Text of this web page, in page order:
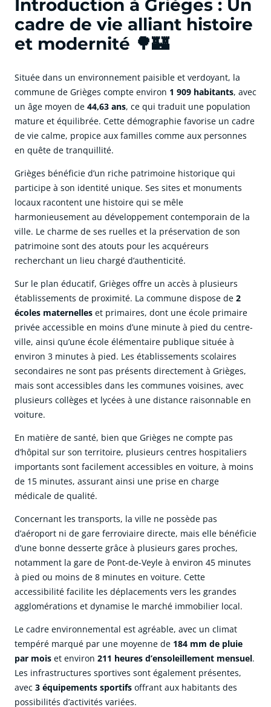
Introduction à Grièges : Un
cadre de vie alliant histoire
et modernité 🌳🏰
Située dans un environnement paisible et verdoyant, la
commune de Grièges compte environ 1 909 habitants, avec
un âge moyen de 44,63 ans, ce qui traduit une population
mature et équilibrée. Cette démographie favorise un cadre
de vie calme, propice aux familles comme aux personnes
en quête de tranquillité.
Grièges bénéficie d’un riche patrimoine historique qui
participe à son identité unique. Ses sites et monuments
locaux racontent une histoire qui se mêle
harmonieusement au développement contemporain de la
ville. Le charme de ses ruelles et la préservation de son
patrimoine sont des atouts pour les acquéreurs
recherchant un lieu chargé d’authenticité.
Sur le plan éducatif, Grièges offre un accès à plusieurs
établissements de proximité. La commune dispose de 2
écoles maternelles et primaires, dont une école primaire
privée accessible en moins d’une minute à pied du centre-
ville, ainsi qu’une école élémentaire publique située à
environ 3 minutes à pied. Les établissements scolaires
secondaires ne sont pas présents directement à Grièges,
mais sont accessibles dans les communes voisines, avec
plusieurs collèges et lycées à une distance raisonnable en
voiture.
En matière de santé, bien que Grièges ne compte pas
d’hôpital sur son territoire, plusieurs centres hospitaliers
importants sont facilement accessibles en voiture, à moins
de 15 minutes, assurant ainsi une prise en charge
médicale de qualité.
Concernant les transports, la ville ne possède pas
d’aéroport ni de gare ferroviaire directe, mais elle bénéficie
d’une bonne desserte grâce à plusieurs gares proches,
notamment la gare de Pont-de-Veyle à environ 45 minutes
à pied ou moins de 8 minutes en voiture. Cette
accessibilité facilite les déplacements vers les grandes
agglomérations et dynamise le marché immobilier local.
Le cadre environnemental est agréable, avec un climat
tempéré marqué par une moyenne de 184 mm de pluie
par mois et environ 211 heures d’ensoleillement mensuel.
Les infrastructures sportives sont également présentes,
avec 3 équipements sportifs offrant aux habitants des
possibilités d’activités variées.